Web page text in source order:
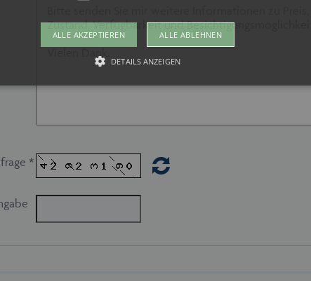
*
ALLE AKZEPTIEREN ALLE ABLEHNEN
DETAILS ANZEIGEN
nicht ordnungsgemäß verwendet werden. Als Besucher müssten Sie
Zustimmung geben.
Spracheinstellungen für Besucher der Webseite zu
Einwilligungseinstellungen für Besucher-Cookies zu